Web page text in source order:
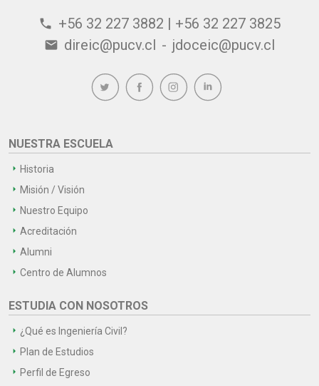
phone +56 32 227 3882 | +56 32 227 3825
email direic@pucv.cl - jdoceic@pucv.cl
NUESTRA ESCUELA
Historia
Misión / Visión
Nuestro Equipo
Acreditación
Alumni
Centro de Alumnos
ESTUDIA CON NOSOTROS
¿Qué es Ingeniería Civil?
Plan de Estudios
Perfil de Egreso